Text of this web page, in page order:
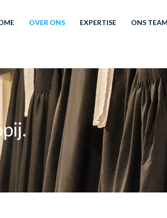
OVER ONS EXPERTISE ONS TEAM